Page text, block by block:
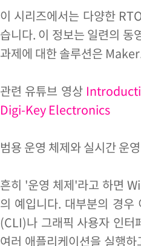
이 시리즈에서는 다양한
습니다. 이 정보는 일련의 동
과제에 대한 솔루션은
관련 유튜브 영상
Digi-Key Electronics
범용 운영 체제와 실시간 운
흔히 '운영 체제'라고 하면
의 예입니다. 대부분의 경우
(CLI)나 그래픽 사용자 인터
여러 애플리케이션을 실행